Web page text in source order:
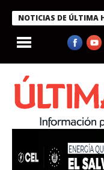
NOTICIAS DE ÚLTIMA
Bukele condecora a